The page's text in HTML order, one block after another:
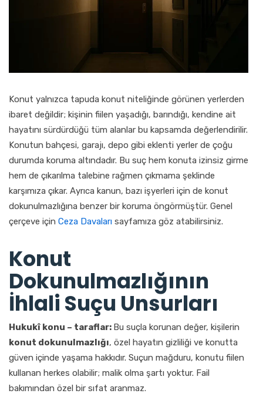
Konut yalnızca tapuda konut niteliğinde görünen yerlerden
ibaret değildir; kişinin fiilen yaşadığı, barındığı, kendine ait
hayatını sürdürdüğü tüm alanlar bu kapsamda değerlendirilir.
Konutun bahçesi, garajı, depo gibi eklenti yerler de çoğu
durumda koruma altındadır. Bu suç hem konuta izinsiz girme
hem de çıkarılma talebine rağmen çıkmama şeklinde
karşımıza çıkar. Ayrıca kanun, bazı işyerleri için de konut
dokunulmazlığına benzer bir koruma öngörmüştür. Genel
çerçeve için Ceza Davaları sayfamıza göz atabilirsiniz.
Konut
Dokunulmazlığının
İhlali Suçu Unsurları
Hukukî konu – taraflar: Bu suçla korunan değer, kişilerin
konut dokunulmazlığı, özel hayatın gizliliği ve konutta
güven içinde yaşama hakkıdır. Suçun mağduru, konutu fiilen
kullanan herkes olabilir; malik olma şartı yoktur. Fail
bakımından özel bir sıfat aranmaz.